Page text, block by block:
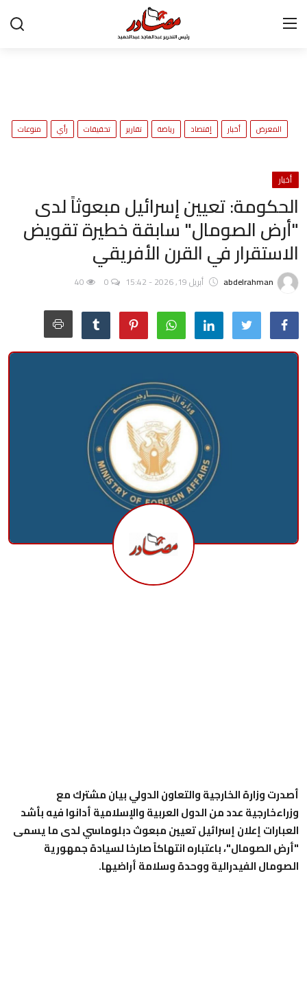
المعرض
إقتصاد
رياضة
تقارير
تحقيقات
منوعات
حوادث وقضايا
المعرض أخبار إقتصاد رياضة تقارير تحقيقات رأي منوعات
أخبار
الحكومة: تعيين إسرائيل مبعوثاً لدى
"أرض الصومال" سابقة خطيرة تقويض
الاستقرار في القرن الأفريقي
abdelrahman أبريل 19, 2026 - 15:42
أصدرت وزارة الخارجية والتعاون الدولي بيان مشترك مع
وزراءخارجية عدد من الدول العربية والإسلامية أدانوا فيه بأشد
العبارات إعلان إسرائيل تعيين مبعوث دبلوماسي لدى ما يسمى
"أرض الصومال"، باعتباره انتهاكاً صارخا لسيادة جمهورية
الصومال الفيدرالية ووحدة وسلامة أراضيها.